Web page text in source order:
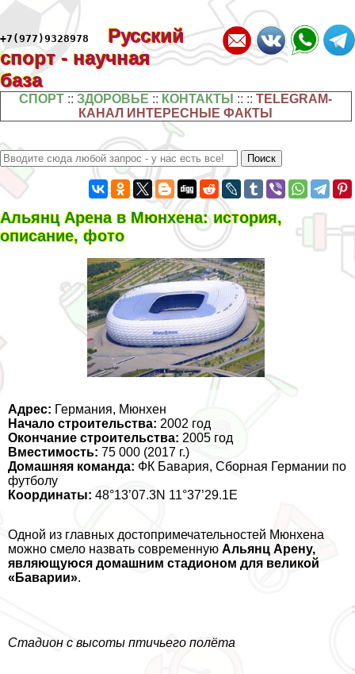
+7(977)9328978
Русский
спорт - научная
база
СПОРТ ::ЗДОРОВЬЕ :: КОНТАКТЫ :: ::TELEGRAM-
КАНАЛ ИНТЕРЕСНЫЕ ФАКТЫ
Альянц Арена в Мюнхена: история,
описание, фото
Адрес: Германия, Мюнхен
Начало строительства: 2002 год
Окончание строительства: 2005 год
Вместимость: 75 000 (2017 г.)
Домашняя комaнда: ФК Бавария, Сборная Германии по
футболу
Координаты: 48°13’07.3N 11°37’29.1E
Одной из главных достопримечательностей Мюнхена
можно смело назвать современную Альянц Арену,
являющуюся домашним стадионом для великой
«Баварии».
Стадион с высоты птичьего полёта